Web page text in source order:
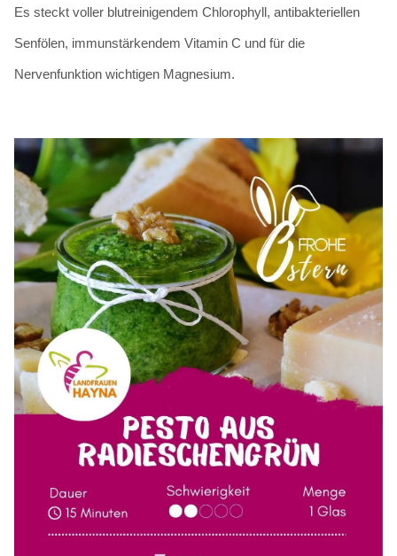
Es steckt voller blutreinigendem Chlorophyll, antibakteriellen
Senfölen, immunstärkendem Vitamin C und für die
Nervenfunktion wichtigen Magnesium.